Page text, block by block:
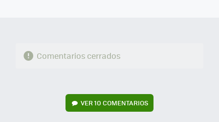
Comentarios cerrados
VER10 COMENTARIOS